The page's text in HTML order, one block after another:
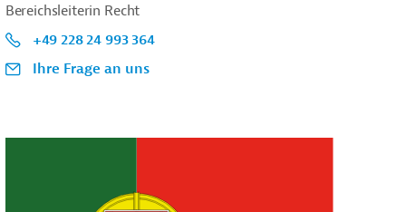
Bereichsleiterin Recht
+49 228 24 993 364
Ihre Frage an uns